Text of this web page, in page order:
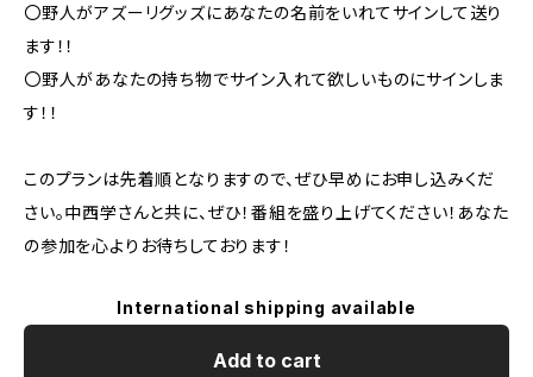
〇野人がアズーリグッズにあなたの名前をいれてサインして送り
ます！！
〇野人があなたの持ち物でサイン入れて欲しいものにサインしま
す！！
このプランは先着順となりますので、ぜひ早めにお申し込みくだ
さい。中西学さんと共に、ぜひ！番組を盛り上げてください！あなた
の参加を心よりお待ちしております！
International shipping available
Add to cart